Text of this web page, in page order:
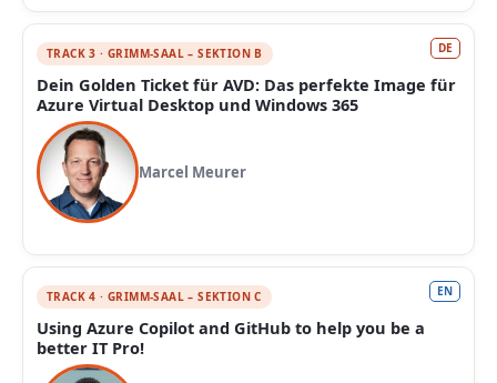
TRACK 3 · GRIMM-SAAL – SEKTION B DE
Dein Golden Ticket für AVD: Das perfekte Image für
Azure Virtual Desktop und Windows 365
Marcel Meurer
TRACK 4 · GRIMM-SAAL – SEKTION C EN
Using Azure Copilot and GitHub to help you be a
better IT Pro!